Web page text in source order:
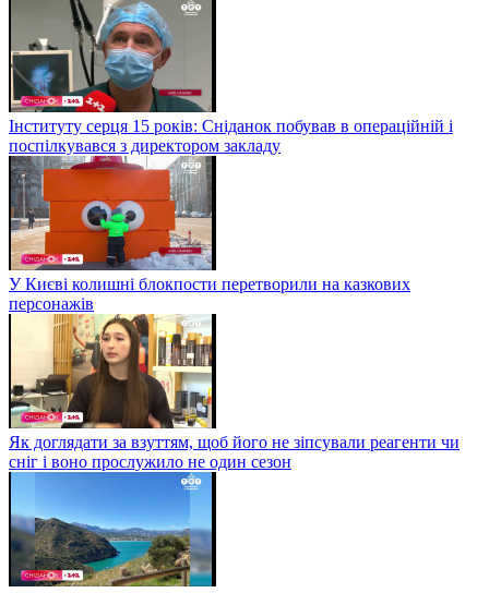
Інституту серця 15 років: Сніданок побував в операційній і
поспілкувався з директором закладу
У Києві колишні блокпости перетворили на казкових
персонажів
Як доглядати за взуттям, щоб його не зіпсували реагенти чи
сніг і воно прослужило не один сезон